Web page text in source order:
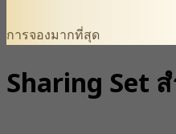
การจองมากที่สุด
Sharing Set